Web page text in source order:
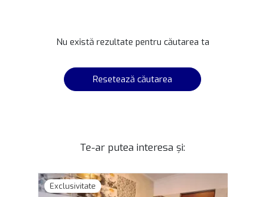
Nu există rezultate pentru căutarea ta
Resetează căutarea
Te-ar putea interesa și:
Exclusivitate